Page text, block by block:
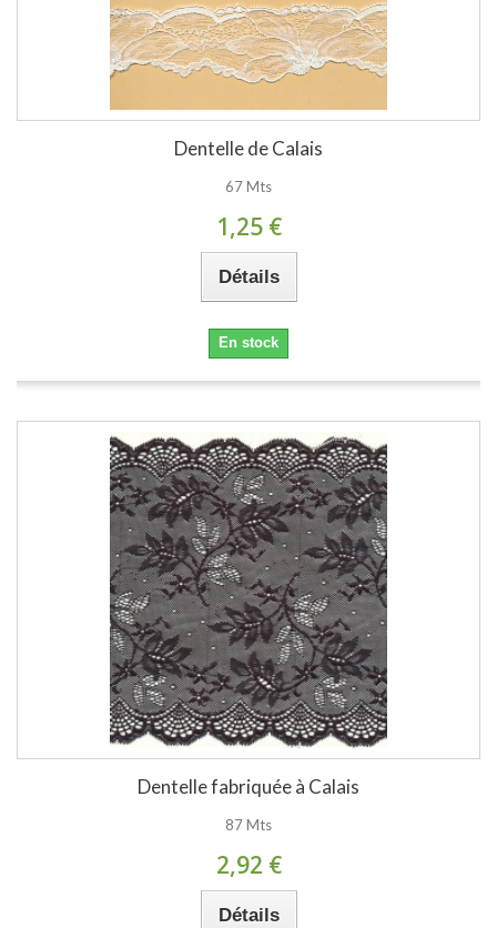
Dentelle de Calais
67 Mts
1,25 €
Détails
En stock
Dentelle fabriquée à Calais
87 Mts
2,92 €
Détails